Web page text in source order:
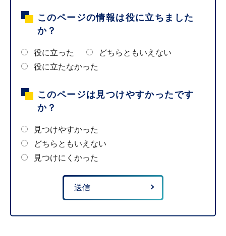
このページの情報は役に立ちました
か？
役に立った
どちらともいえない
役に立たなかった
このページは見つけやすかったです
か？
見つけやすかった
どちらともいえない
見つけにくかった